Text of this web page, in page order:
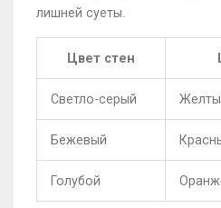
лишней суеты.
Цвет стен
Светло-серый
Бежевый
Голубой